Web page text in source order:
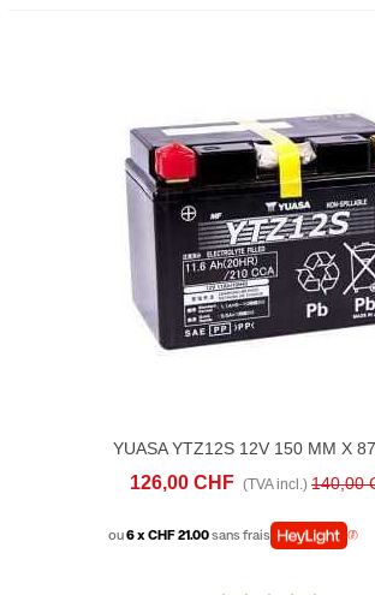
YUASA YTZ12S 12V 150 MM X
126,00 CHF (TVA incl.) 140,00
ou6 x CHF 21.00sans frais